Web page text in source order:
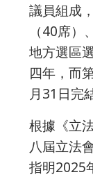
議員組成
（40席
地方選區
四年，而
月31日完
根據《立
八屆立法
指明2025